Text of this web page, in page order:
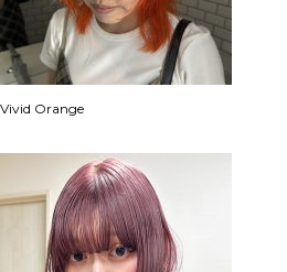
Vivid Orange